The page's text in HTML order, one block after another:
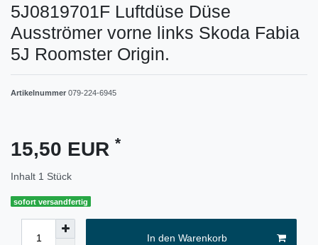
5J0819701F Luftdüse Düse
Ausströmer vorne links Skoda Fabia
5J Roomster Origin.
Artikelnummer 079-224-6945
15,50 EUR *
Inhalt 1 Stück
sofort versandfertig
In den Warenkorb